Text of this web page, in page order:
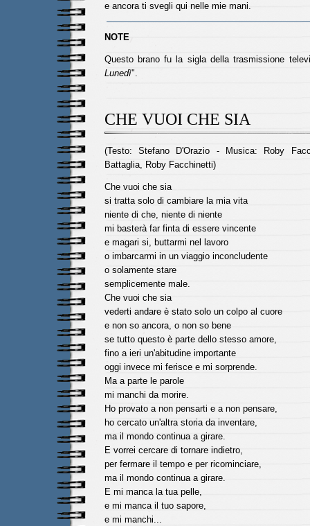
e ancora ti svegli qui nelle mie mani.
NOTE
Questo brano fu la sigla della trasmissione
Lunedì".
CHE VUOI CHE SIA
(Testo: Stefano D'Orazio - Musica: Roby
Battaglia, Roby Facchinetti)
Che vuoi che sia
si tratta solo di cambiare la mia vita
niente di che, niente di niente
mi basterà far finta di essere vincente
e magari si, buttarmi nel lavoro
o imbarcarmi in un viaggio inconcludente
o solamente stare
semplicemente male.
Che vuoi che sia
vederti andare è stato solo un colpo al cuore
e non so ancora, o non so bene
se tutto questo è parte dello stesso amore,
fino a ieri un'abitudine importante
oggi invece mi ferisce e mi sorprende.
Ma a parte le parole
mi manchi da morire.
Ho provato a non pensarti e a non pensare,
ho cercato un'altra storia da inventare,
ma il mondo continua a girare.
E vorrei cercare di tornare indietro,
per fermare il tempo e per ricominciare,
ma il mondo continua a girare.
E mi manca la tua pelle,
e mi manca il tuo sapore,
e mi manchi...